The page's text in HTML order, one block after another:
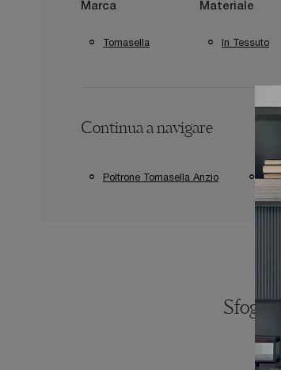
Marca
Tomasella
Materiale
In Tessuto
Continua a navigare
Poltrone Tomasella Anzio